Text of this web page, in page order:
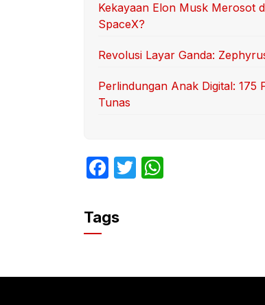
Kekayaan Elon Musk Merosot
SpaceX?
Revolusi Layar Ganda:
Perlindungan Anak Digital: 175
Tunas
F
c
e
o
T
p
Tags